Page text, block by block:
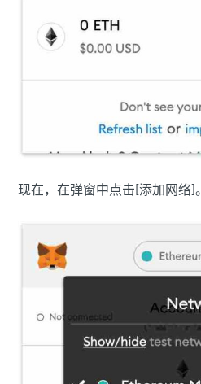
现在，在弹窗中点击[添加网络]。